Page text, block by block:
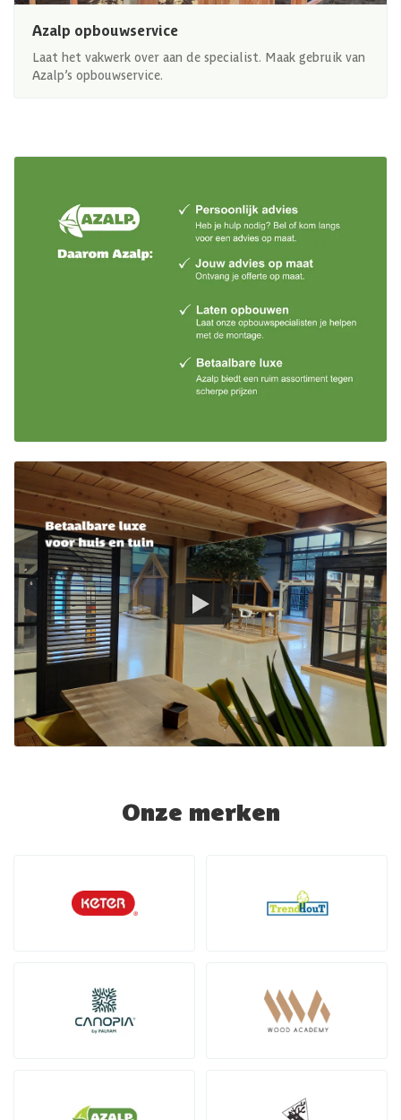
Azalp opbouwservice
Laat het vakwerk over aan de specialist. Maak gebruik van
Azalp’s opbouwservice.
Onze merken